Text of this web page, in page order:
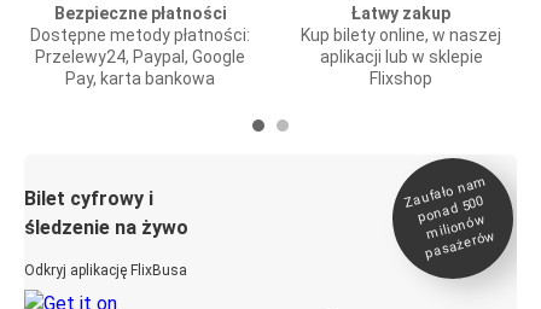
Bezpieczne płatności
Dostępne metody płatności:
Przelewy24, Paypal, Google
Pay, karta bankowa
Łatwy zakup
Kup bilety online, w naszej
aplikacji lub w sklepie
Flixshop
Bilet cyfrowy i
śledzenie na żywo
Odkryj aplikację FlixBusa
Zaufało na
m
ponad 500
milionó
w
pasażeró
w